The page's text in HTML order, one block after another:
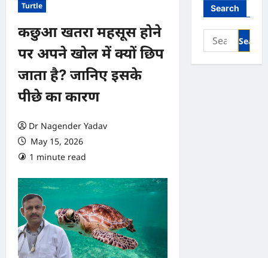
Turtle
कछुआ खतरा महसूस होने
पर अपने खोल में क्यों छिप
जाता है? जानिए इसके
पीछे का कारण
Dr Nagender Yadav
May 15, 2026
1 minute read
Search
Search
for: